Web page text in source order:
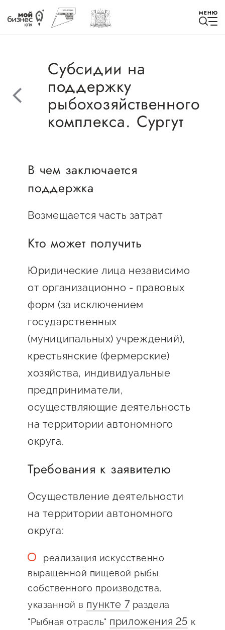
МЕНЮ
Избранное
Истории успеха
Мероприятия
Социальные сети "Мой
Меры поддержки
Навигатор по мерам
поддержки
Имущественная поддержка
Консультационная поддержка
Образовательная поддержка
инновационно-
технологического
предпринимательства
предпринимателей
Поддержка экспортеров
Финансовая поддержка
Меры поддержки в условиях
внешнего санкционного
давления
Центры поддержки
Субсидии на
поддержку
рыбохозяйственного
комплекса. Сургут
В чем заключается
поддержка
Возмещается часть затрат
Кто может получить
Юридические лица независимо
от организационно - правовых
форм (за исключением
государственных
(муниципальных) учреждений),
крестьянские (фермерские)
хозяйства, индивидуальные
предприниматели,
осуществляющие деятельность
на территории автономного
округа.
Требования к заявителю
Осуществление деятельности
на территории автономного
округа:
реализация искусственно
выращенной пищевой рыбы
собственного производства,
указанной в пункте 7 раздела
"Рыбная отрасль" приложения 25 к